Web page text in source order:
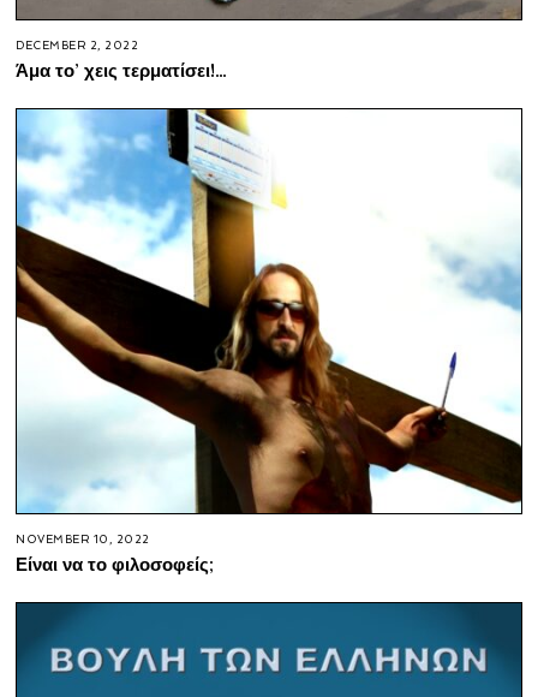
DECEMBER 2, 2022
Άμα το’ χεις τερματίσει!…
NOVEMBER 10, 2022
Είναι να το φιλοσοφείς;